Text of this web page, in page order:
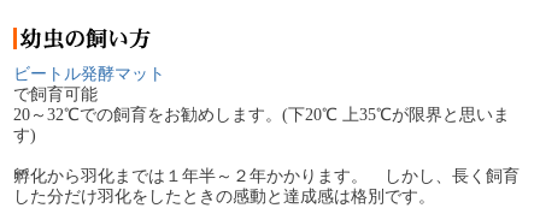
ビートル発酵マット
で飼育可能
20～32℃での飼育をお勧めします。(下20℃ 上35℃が限界と思いま
す)
孵化から羽化までは１年半～２年かかります。 しかし、長く飼育
した分だけ羽化をしたときの感動と達成感は格別です。